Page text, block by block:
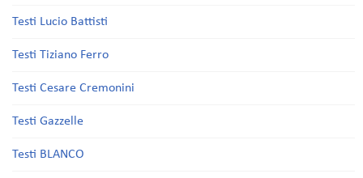
Testi Lucio Battisti
Testi Tiziano Ferro
Testi Cesare Cremonini
Testi Gazzelle
Testi BLANCO